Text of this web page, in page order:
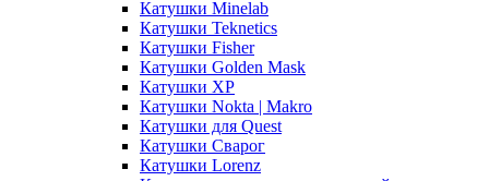
Катушки Minelab
Катушки Teknetics
Катушки Fisher
Катушки Golden Mask
Катушки XP
Катушки Nokta | Makro
Катушки для Quest
Катушки Сварог
Катушки Lorenz